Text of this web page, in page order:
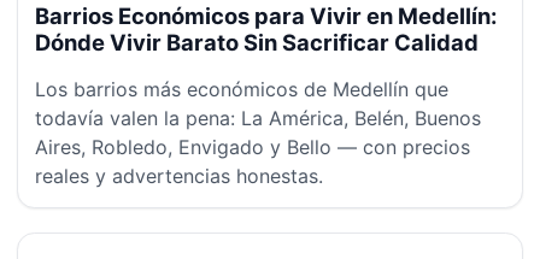
Barrios Económicos para Vivir en Medellín:
Dónde Vivir Barato Sin Sacrificar Calidad
Los barrios más económicos de Medellín que
todavía valen la pena: La América, Belén, Buenos
Aires, Robledo, Envigado y Bello — con precios
reales y advertencias honestas.